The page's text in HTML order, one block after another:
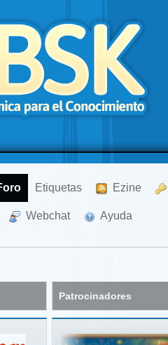
Etiquetas Ezine
Webchat Ayuda
Patrocinadores